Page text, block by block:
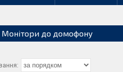
Монітори до домофону